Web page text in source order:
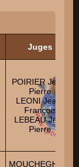
Juges
POIRIER Jean-
Pierre
LEONI Jean-
François
LEBEAU Jean
Pierre
MOUCHEGHIAN